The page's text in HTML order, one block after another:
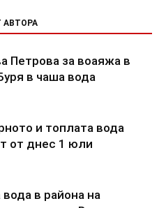
АВТОРА
Петрова за воаяжа в
в чаша вода
и топлата вода
от днес 1 юли
в района на